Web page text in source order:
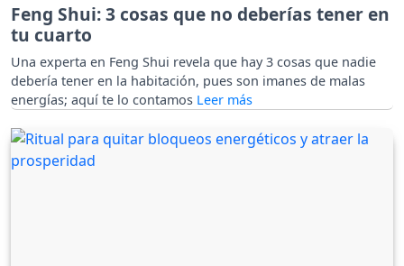
Feng Shui: 3 cosas que no deberías tener en
tu cuarto
Una experta en Feng Shui revela que hay 3 cosas que nadie
debería tener en la habitación, pues son imanes de malas
energías; aquí te lo contamos